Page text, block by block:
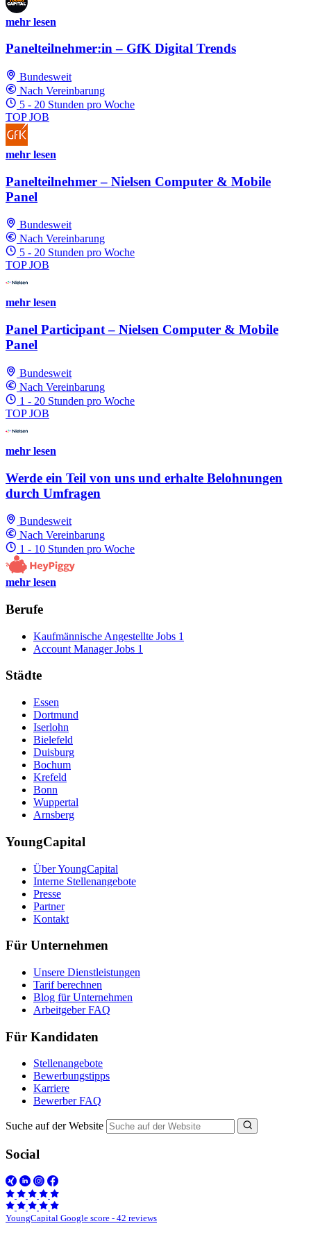
mehr lesen
Panelteilnehmer:in – GfK Digital Trends
Bundesweit
Nach Vereinbarung
5 - 20 Stunden pro Woche
TOP JOB
mehr lesen
Panelteilnehmer – Nielsen Computer & Mobile
Panel
Bundesweit
Nach Vereinbarung
5 - 20 Stunden pro Woche
TOP JOB
mehr lesen
Panel Participant – Nielsen Computer & Mobile
Panel
Bundesweit
Nach Vereinbarung
1 - 20 Stunden pro Woche
TOP JOB
mehr lesen
Werde ein Teil von uns und erhalte Belohnungen
durch Umfragen
Bundesweit
Nach Vereinbarung
1 - 10 Stunden pro Woche
mehr lesen
Berufe
Kaufmännische Angestellte Jobs 1
Account Manager Jobs 1
Städte
Essen
Dortmund
Iserlohn
Bielefeld
Duisburg
Bochum
Krefeld
Bonn
Wuppertal
Arnsberg
YoungCapital
Über YoungCapital
Interne Stellenangebote
Presse
Partner
Kontakt
Für Unternehmen
Unsere Dienstleistungen
Tarif berechnen
Blog für Unternehmen
Arbeitgeber FAQ
Für Kandidaten
Stellenangebote
Bewerbungstipps
Karriere
Bewerber FAQ
Suche auf der Website
Social
YoungCapital Google score - 42 reviews